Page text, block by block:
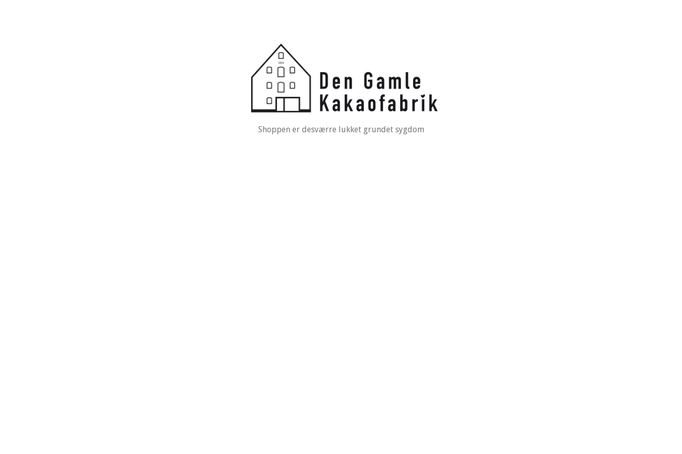
Shoppen er desværre lukket grundet sygdom